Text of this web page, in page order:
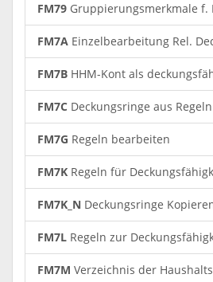
FM79 Gruppierungsmerkmale f.
FM7A Einzelbearbeitung Rel.
FM7B HHM-Kont als
FM7C Deckungsringe aus
FM7G Regeln bearbeiten
FM7K Regeln für
FM7K_N Deckungsringe
FM7L Regeln zur
FM7M Verzeichnis der